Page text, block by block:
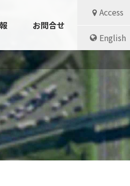
お問合せ
Access
English